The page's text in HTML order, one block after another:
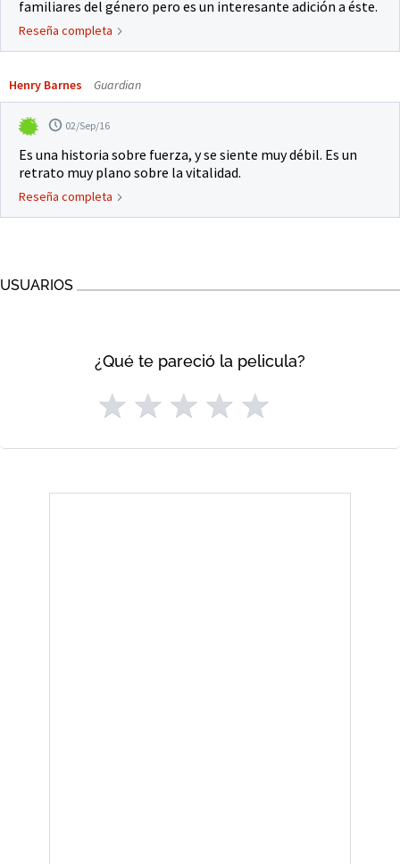
familiares del género pero es un interesante adición a éste.
Reseña completa
Henry Barnes Guardian
02/Sep/16
Es una historia sobre fuerza, y se siente muy débil. Es un
retrato muy plano sobre la vitalidad.
Reseña completa
USUARIOS
¿Qué te pareció la pelicula?